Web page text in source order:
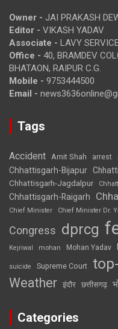
Owner - JAI PRAKASH
Editor - VIKASH YADAV
Associate - LAVY
Office - 40, BRAMDEV
BHATAON, RAIPUR C.G.
Mobile - 9753444500
Email -
Tags
Accident Amit Shah arrest
Chhattisgarh-Bijapur
Chhattisgarh-Jagdalpur
Chhattisgarh-Raigarh
Chief Minister
Chief Minister Dr.
Congress dprcg
Kejriwal mohan Mohan Yadav
suicide Supreme Court
Weather इंदौर छत्तीसगढ़
Categories